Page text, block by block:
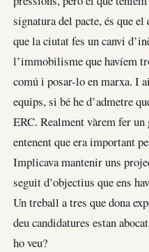
signatura del pacte, és que
que la ciutat fes un canvi
l’immobilisme que havíem
comú i posar-lo en marxa. I
equips, si bé he d’admetre
ERC. Realment vàrem fer
entenent que era important
Implicava mantenir uns
seguit d’objectius que ens
Un treball a tres que dona
deu candidatures estan
ho veu?